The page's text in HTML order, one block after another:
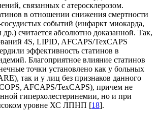
связанных с атеросклерозом.
в отношении снижения смертности
событий (инфаркт миокарда,
др.) считается абсолютно доказанной. Так,
4S, LIPID, AFCAPS/TexCAPS
эффективность статинов в
Благоприятное влияние статинов
точки установлено как у больных
так и у лиц без признаков данного
AFCAPS/TexCAPS), причем не
гиперхолестеринемии, но и при
уровне ХС ЛПНП [18].